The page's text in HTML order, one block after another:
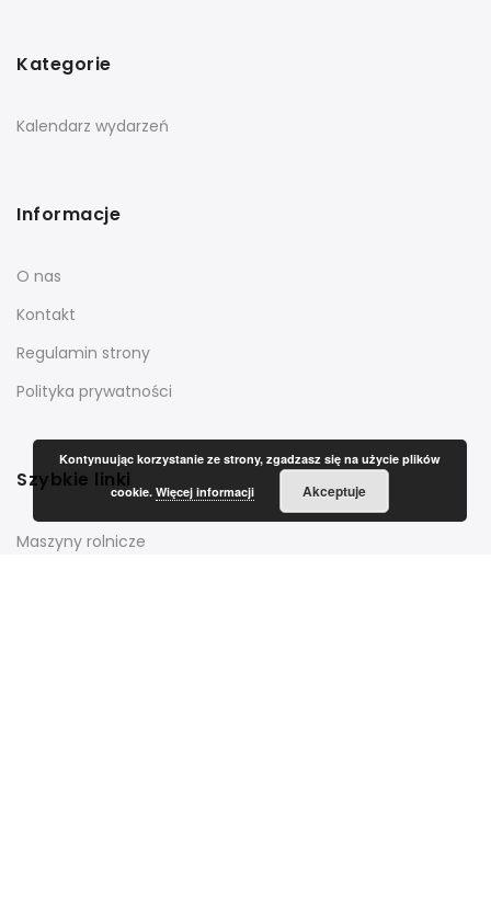
Kategorie
Kalendarz wydarzeń
Informacje
O nas
Kontakt
Regulamin strony
Polityka prywatności
Szybkie linki
Maszyny rolnicze
Kontynuując korzystanie ze strony, zgadzasz się na użycie plików
cookie. Więcej informacji Akceptuje